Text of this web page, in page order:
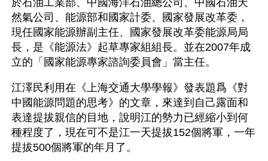
於石油工業部、中國海洋石油總公司、中國石油天
然氣公司、能源部和國家計委、國家發展改革委，
現任國家能源辦副主任、國家發展改革委能源局局
長，是《能源法》起草專家組組長。並在2007年成
立的「國家能源專家諮詢委員會」當主任。
江澤民利用在《上海交通大學學報》發表題爲《對
中國能源問題的思考》的文章，來達到自己露面和
表達提拔親信的目地，說明江的勢力已經縮小到何
種程度了，現在可不是江一天提拔152個將軍，一年
提拔500個將軍的年月了。